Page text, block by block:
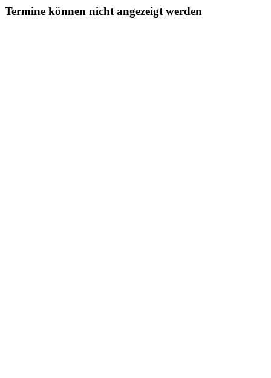
Termine können nicht angezeigt werden